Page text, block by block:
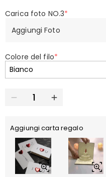
Carica foto NO.3*
Aggiungi Foto
Colore del filo*
Aggiungi carta regalo